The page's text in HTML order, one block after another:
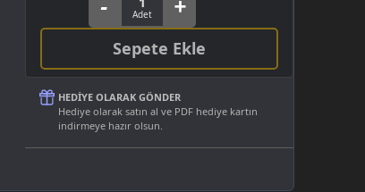
Sepete Ekle
HEDIYE OLARAK GÖNDER
Hediye olarak satın al ve PDF hediye kartın
indirmeye hazır olsun.